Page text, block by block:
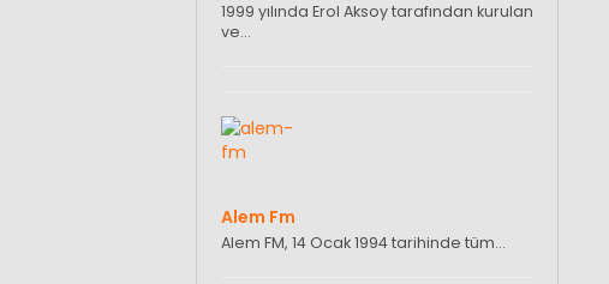
1999 yılında Erol Aksoy tarafından kurulan
ve…
Alem Fm
Alem FM, 14 Ocak 1994 tarihinde tüm…